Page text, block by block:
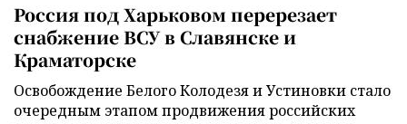
Россия под Харьковом перерезает
снабжение ВСУ в Славянске и
Краматорске
Освобождение Белого Колодезя и Устиновки стало
очередным этапом продвижения российских